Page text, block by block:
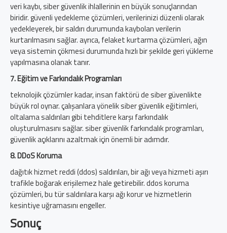
veri kaybı, siber güvenlik ihlallerinin en büyük sonuçlarından
biridir. güvenli yedekleme çözümleri, verilerinizi düzenli olarak
yedekleyerek, bir saldırı durumunda kaybolan verilerin
kurtarılmasını sağlar. ayrıca, felaket kurtarma çözümleri, ağın
veya sistemin çökmesi durumunda hızlı bir şekilde geri yükleme
yapılmasına olanak tanır.
7. Eğitim ve Farkındalık Programları
teknolojik çözümler kadar, insan faktörü de siber güvenlikte
büyük rol oynar. çalışanlara yönelik siber güvenlik eğitimleri,
oltalama saldırıları gibi tehditlere karşı farkındalık
oluşturulmasını sağlar. siber güvenlik farkındalık programları,
güvenlik açıklarını azaltmak için önemli bir adımdır.
8. DDoS Koruma
dağıtık hizmet reddi (ddos) saldırıları, bir ağı veya hizmeti aşırı
trafikle boğarak erişilemez hale getirebilir. ddos koruma
çözümleri, bu tür saldırılara karşı ağı korur ve hizmetlerin
kesintiye uğramasını engeller.
Sonuç